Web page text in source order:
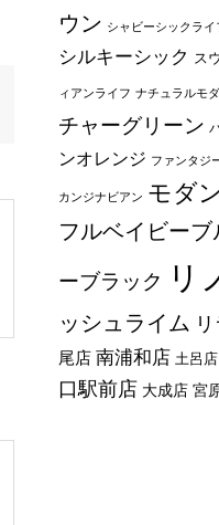
ウン シャビーシックラ
シルキーシック ス
ィアンライフ ナチュラルモ
チャーグリーン
ンオレンジ ファンタジ
カンジナビアン モダ
フルベイビーブ
ーブラック リ
ッシュライム
尾店 南浦和店 土呂店
口駅前店 大成店 宮